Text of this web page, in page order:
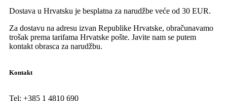
Dostava u Hrvatsku je besplatna za narudžbe veće od 30 EUR.
Za dostavu na adresu izvan Republike Hrvatske, obračunavamo
trošak prema tarifama Hrvatske pošte. Javite nam se putem
kontakt obrasca za narudžbu.
Kontakt
Tel: +385 1 4810 690